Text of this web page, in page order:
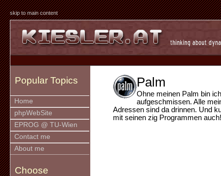
skip to main content
Popular Topics
Home
phpWebSite
EPROG @ TU-Wien
Contact me
About me
Choose
Palm
Ohne meinen Palm bin ich
aufgeschmissen. Alle
Adressen sind da drinnen. Und
mit seinen zig Programmen auch!